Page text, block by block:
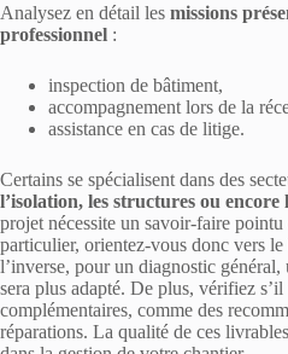
Analysez en détail les missions
professionnel :
inspection de bâtiment,
accompagnement lors de la
assistance en cas de litige.
Certains se spécialisent dans des
l’isolation, les structures ou encore
projet nécessite un savoir-faire
particulier, orientez-vous donc vers
l’inverse, pour un diagnostic
sera plus adapté. De plus, vérifiez
complémentaires, comme des
réparations. La qualité de ces